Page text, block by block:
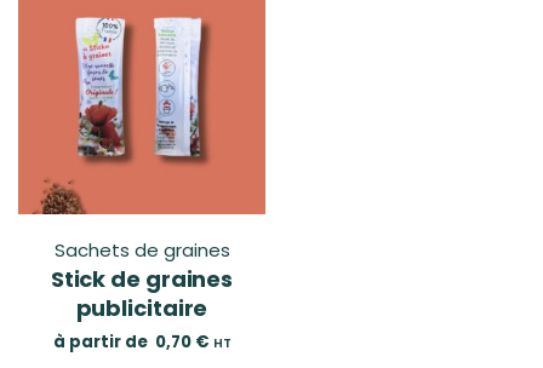
Sachets de graines
Stick de graines
publicitaire
à partir de 0,70 € HT